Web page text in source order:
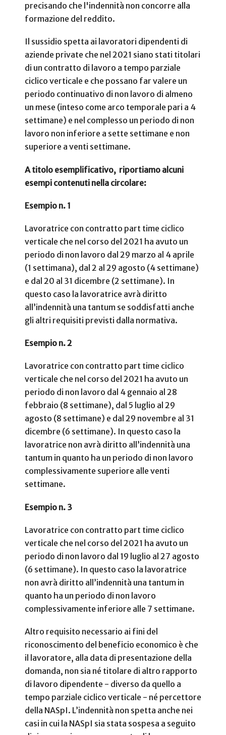
precisando che l'indennità non concorre alla
formazione del reddito.
Il sussidio spetta ai lavoratori dipendenti di
aziende private che nel 2021 siano stati titolari
di un contratto di lavoro a tempo parziale
ciclico verticale e che possano far valere un
periodo continuativo di non lavoro di almeno
un mese (inteso come arco temporale pari a 4
settimane) e nel complesso un periodo di non
lavoro non inferiore a sette settimane e non
superiore a venti settimane.
A titolo esemplificativo, riportiamo alcuni
esempi contenuti nella circolare:
Esempio n. 1
Lavoratrice con contratto part time ciclico
verticale che nel corso del 2021 ha avuto un
periodo di non lavoro dal 29 marzo al 4 aprile
(1 settimana), dal 2 al 29 agosto (4 settimane)
e dal 20 al 31 dicembre (2 settimane). In
questo caso la lavoratrice avrà diritto
all’indennità una tantum se soddisfatti anche
gli altri requisiti previsti dalla normativa.
Esempio n. 2
Lavoratrice con contratto part time ciclico
verticale che nel corso del 2021 ha avuto un
periodo di non lavoro dal 4 gennaio al 28
febbraio (8 settimane), dal 5 luglio al 29
agosto (8 settimane) e dal 29 novembre al 31
dicembre (6 settimane). In questo caso la
lavoratrice non avrà diritto all’indennità una
tantum in quanto ha un periodo di non lavoro
complessivamente superiore alle venti
settimane.
Esempio n. 3
Lavoratrice con contratto part time ciclico
verticale che nel corso del 2021 ha avuto un
periodo di non lavoro dal 19 luglio al 27 agosto
(6 settimane). In questo caso la lavoratrice
non avrà diritto all’indennità una tantum in
quanto ha un periodo di non lavoro
complessivamente inferiore alle 7 settimane.
Altro requisito necessario ai fini del
riconoscimento del beneficio economico è che
il lavoratore, alla data di presentazione della
domanda, non sia né titolare di altro rapporto
di lavoro dipendente - diverso da quello a
tempo parziale ciclico verticale - né percettore
della NASpI. L’indennità non spetta anche nei
casi in cui la NASpI sia stata sospesa a seguito